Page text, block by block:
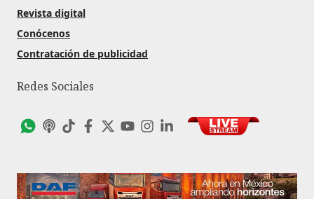
Revista digital
Conócenos
Contratación de publicidad
Redes Sociales